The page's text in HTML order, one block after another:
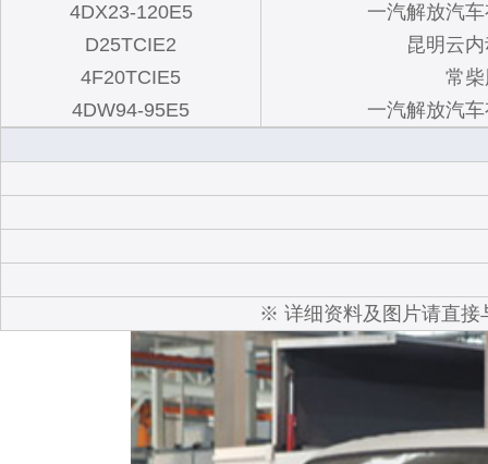
4DX23-120E5
D25TCIE2
4F20TCIE5
4DW94-95E5
一汽解放汽
昆明云
常
一汽解放汽
※ 详细资料及图片请直接